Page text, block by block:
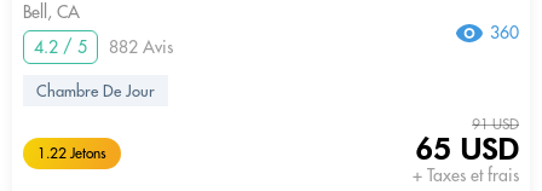
Bell, CA
4.2 / 5
882 Avis
360
Chambre De Jour
1.22 Jetons
91 USD
65 USD
+ Taxes et frais